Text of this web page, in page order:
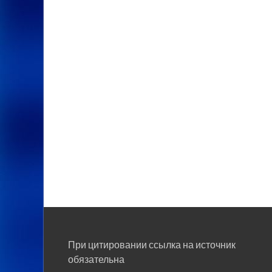
При цитировании ссылка на источник
обязательна